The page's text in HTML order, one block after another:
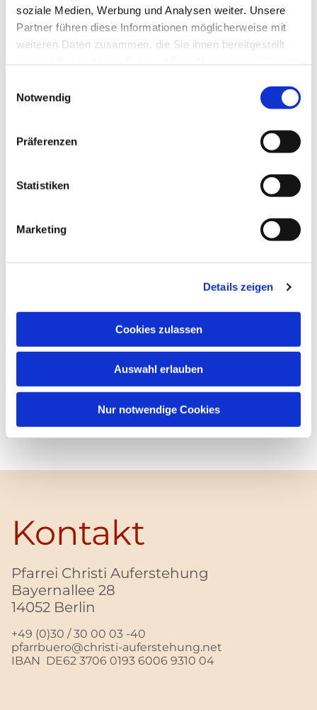
soziale Medien, Werbung und Analysen weiter. Unsere
Partner führen diese Informationen möglicherweise mit
weiteren Daten zusammen, die Sie ihnen bereitgestellt
Notwendig
Präferenzen
Statistiken
Marketing
Details zeigen
Cookies zulassen
Auswahl erlauben
Nur notwendige Cookies
Dies könnte Sie auch
Kontakt
Pfarrei Christi Auferstehung
Bayernallee 28
14052 Berlin
+49 (0)30 / 30 00 03 -40
pfarrbuero@christi-auferstehung.net
IBAN DE62 3706 0193 6006 9310 04